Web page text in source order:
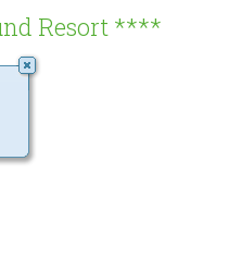
Resort ****